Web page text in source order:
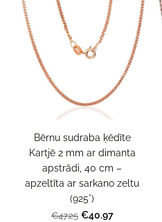
Bērnu sudraba ķēdīte
Kartjē 2 mm ar dimanta
apstrādi, 40 cm –
apzeltīta ar sarkano zeltu
(925°)
€47.25 €40.97